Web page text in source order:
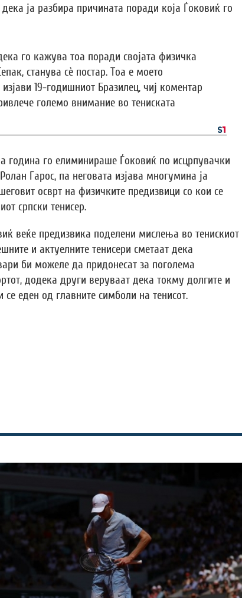
ја разбира причината поради која Ѓоковиќ го
го кажува тоа поради својата физичка
станува сè постар. Тоа е моето
19-годишниот Бразилец, чиј коментар
големо внимание во тениската
година го елиминираше Ѓоковиќ по исцрпувачки
Гарос, па неговата изјава многумина ја
осврт на физичките предизвици со кои се
српски тенисер.
веќе предизвика поделени мислења во тенискиот
и актуелните тенисери сметаат дека
би можеле да придонесат за поголема
додека други веруваат дека токму долгите и
еден од главните симболи на тенисот.